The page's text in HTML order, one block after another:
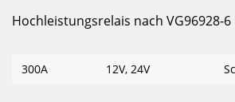
Hochleistungsrelais nach VG96928-6
300A 12V, 24V